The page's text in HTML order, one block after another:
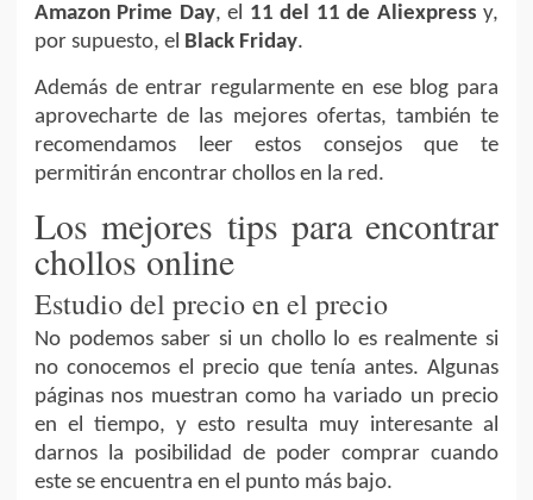
Amazon Prime Day, el 11 del 11 de Aliexpress y,
por supuesto, el Black Friday.
Además de entrar regularmente en ese blog para
aprovecharte de las mejores ofertas, también te
recomendamos leer estos consejos que te
permitirán encontrar chollos en la red.
Los mejores tips para encontrar
chollos online
Estudio del precio en el precio
No podemos saber si un chollo lo es realmente si
no conocemos el precio que tenía antes. Algunas
páginas nos muestran como ha variado un precio
en el tiempo, y esto resulta muy interesante al
darnos la posibilidad de poder comprar cuando
este se encuentra en el punto más bajo.